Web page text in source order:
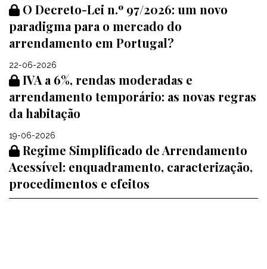
O Decreto-Lei n.º 97/2026: um novo
paradigma para o mercado do
arrendamento em Portugal?
22-06-2026
IVA a 6%, rendas moderadas e
arrendamento temporário: as novas regras
da habitação
19-06-2026
Regime Simplificado de Arrendamento
Acessível: enquadramento, caracterização,
procedimentos e efeitos